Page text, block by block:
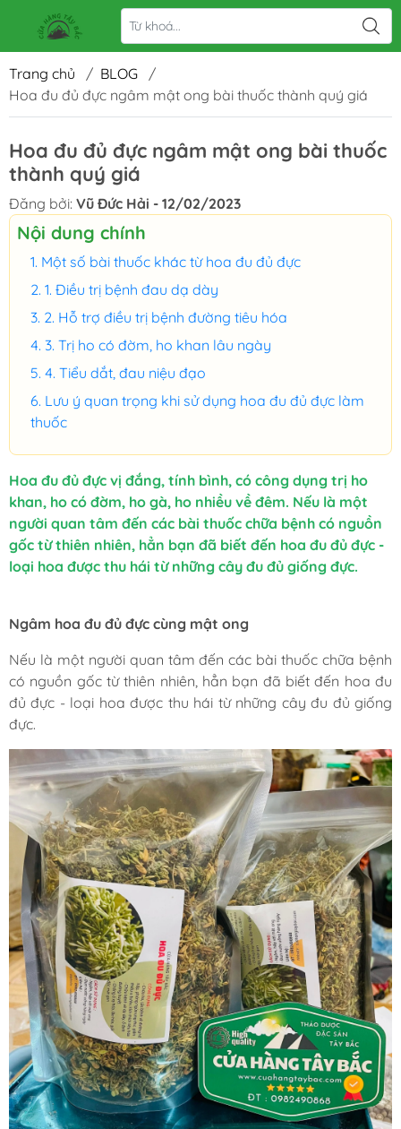
Trang chủ / BLOG
/
Hoa đu đủ đực ngâm mật ong bài thuốc thành quý giá
Hoa đu đủ đực ngâm mật ong bài thuốc
thành quý giá
Đăng bởi: Vũ Đức Hải - 12/02/2023
Nội dung chính
Một số bài thuốc khác từ hoa đu đủ đực
1. Điều trị bệnh đau dạ dày
2. Hỗ trợ điều trị bệnh đường tiêu hóa
3. Trị ho có đờm, ho khan lâu ngày
4. Tiểu dắt, đau niệu đạo
Lưu ý quan trọng khi sử dụng hoa đu đủ đực làm
thuốc
Hoa đu đủ đực vị đắng, tính bình, có công dụng trị ho
khan, ho có đờm, ho gà, ho nhiều về đêm. Nếu là một
người quan tâm đến các bài thuốc chữa bệnh có nguồn
gốc từ thiên nhiên, hẳn bạn đã biết đến hoa đu đủ đực -
loại hoa được thu hái từ những cây đu đủ giống đực.
Ngâm hoa đu đủ đực cùng mật ong
Nếu là một người quan tâm đến các bài thuốc chữa bệnh
có nguồn gốc từ thiên nhiên, hẳn bạn đã biết đến hoa đu
đủ đực - loại hoa được thu hái từ những cây đu đủ giống
đực.